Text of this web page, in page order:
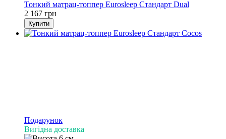
Тонкий матрац-топпер Eurosleep Стандарт Dual
2 167 грн
Купити
Подарунок
Вигідна доставка